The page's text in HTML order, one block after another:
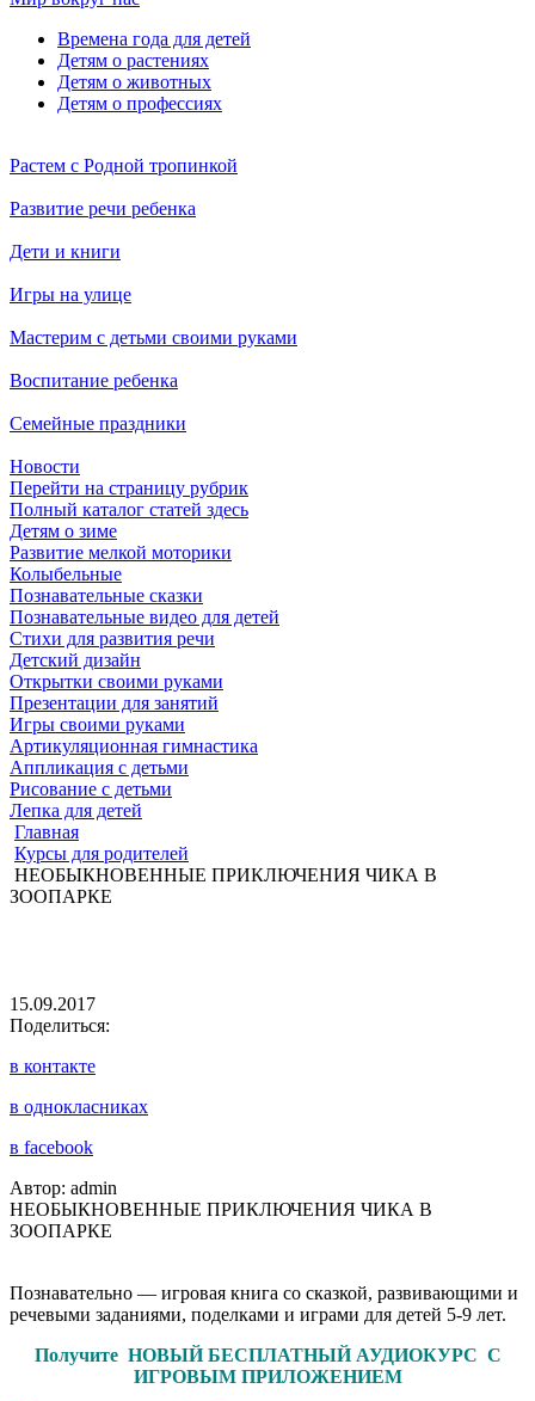
Времена года для детей
Детям о растениях
Детям о животных
Детям о профессиях
Растем с Родной тропинкой
Развитие речи ребенка
Дети и книги
Игры на улице
Мастерим с детьми своими руками
Воспитание ребенка
Семейные праздники
Новости
Перейти на страницу рубрик
Полный каталог статей здесь
Детям о зиме
Развитие мелкой моторики
Колыбельные
Познавательные сказки
Познавательные видео для детей
Стихи для развития речи
Детский дизайн
Открытки своими руками
Презентации для занятий
Игры своими руками
Артикуляционная гимнастика
Аппликация с детьми
Рисование с детьми
Лепка для детей
Главная
Курсы для родителей
НЕОБЫКНОВЕННЫЕ ПРИКЛЮЧЕНИЯ ЧИКА В
ЗООПАРКЕ
15.09.2017
Поделиться:
в контакте
в однокласниках
в facebook
Автор: admin
НЕОБЫКНОВЕННЫЕ ПРИКЛЮЧЕНИЯ ЧИКА В
ЗООПАРКЕ
Познавательно — игровая книга со сказкой, развивающими и
речевыми заданиями, поделками и играми для детей 5-9 лет.
Получите НОВЫЙ БЕСПЛАТНЫЙ АУДИОКУРС С
ИГРОВЫМ ПРИЛОЖЕНИЕМ